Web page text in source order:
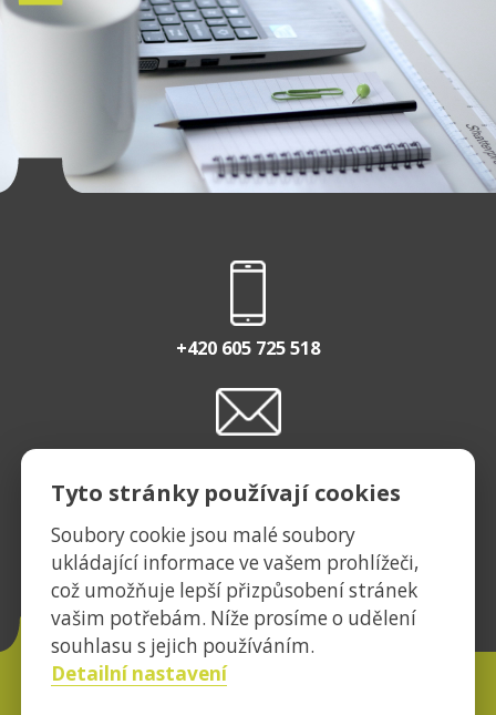
+420 605 725 518
EASTBURGERCZ
Tyto stránky používají cookies
Soubory cookie jsou malé soubory
ukládající informace ve vašem prohlížeči,
což umožňuje lepší přizpůsobení stránek
vašim potřebám. Níže prosíme o udělení
souhlasu s jejich používáním.
Detailní nastavení